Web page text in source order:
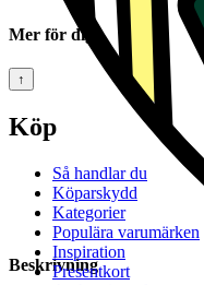
Beskrivning
Mer för dig
↑
Köp
Så handlar du
Köparskydd
Kategorier
Populära varumärken
Inspiration
Presentkort